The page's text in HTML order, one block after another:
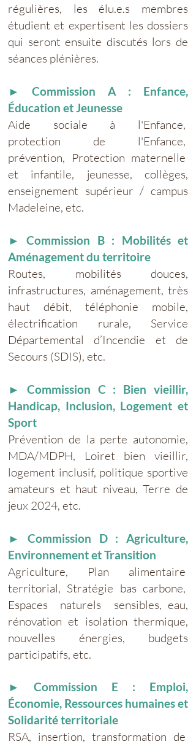
régulières, les élu.e.s membres
étudient et expertisent les dossiers
qui seront ensuite discutés lors de
séances plénières.
► Commission A : Enfance,
Éducation et Jeunesse
Aide sociale à l'Enfance,
protection de l'Enfance,
prévention, Protection maternelle
et infantile, jeunesse, collèges,
enseignement supérieur / campus
Madeleine, etc.
► Commission B : Mobilités et
Aménagement du territoire
Routes, mobilités douces,
infrastructures, aménagement, très
haut débit, téléphonie mobile,
électrification rurale, Service
Départemental d’Incendie et de
Secours (SDIS), etc.
► Commission C : Bien vieillir,
Handicap, Inclusion, Logement et
Sport
Prévention de la perte autonomie,
MDA/MDPH, Loiret bien vieillir,
logement inclusif, politique sportive
amateurs et haut niveau, Terre de
jeux 2024, etc.
► Commission D : Agriculture,
Environnement et Transition
Agriculture, Plan alimentaire
territorial, Stratégie bas carbone,
Espaces naturels sensibles, eau,
rénovation et isolation thermique,
nouvelles énergies, budgets
participatifs, etc.
► Commission E : Emploi,
Économie, Ressources humaines et
Solidarité territoriale
RSA, insertion, transformation de